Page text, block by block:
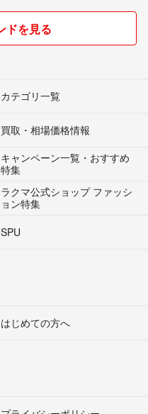
ドを見る
カテゴリ一覧
買取・相場価格情報
キャンペーン一覧・おすすめ
特集
ラクマ公式ショップ ファッシ
ョン特集
SPU
はじめての方へ